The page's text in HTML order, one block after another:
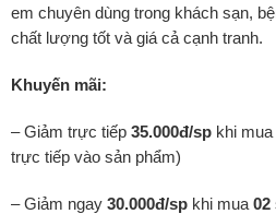
em chuyên dùng trong khách sạn,
chất lượng tốt và giá cả cạnh tranh.
Khuyến mãi:
– Giảm trực tiếp 35.000đ/sp khi mua
trực tiếp vào sản phẩm)
– Giảm ngay 30.000đ/sp khi mua 02